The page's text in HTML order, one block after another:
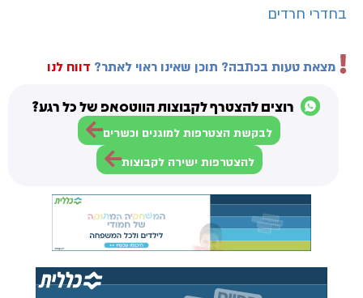
בחדרי חרדים
מצאת טעות בכתבה? תוכן שאינו ראוי לאתר? דווח לנו
רוצים להצטרף לקבוצות הווטסאפ של כל רגע?
לבקשת הצטרפות למוגנים וכשרים
להצטרפות ישירה לקבוצות